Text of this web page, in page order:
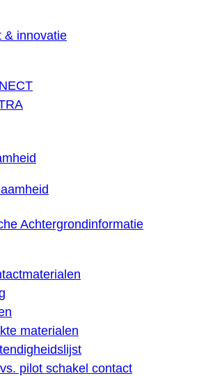
& innovatie
Achtergrondinformatie
materialen
pilot schakel contact